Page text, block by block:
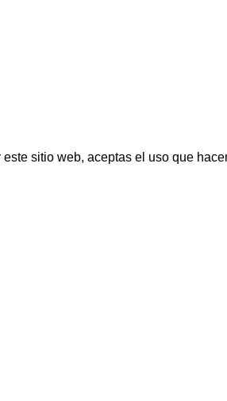
sitio web, aceptas el uso que